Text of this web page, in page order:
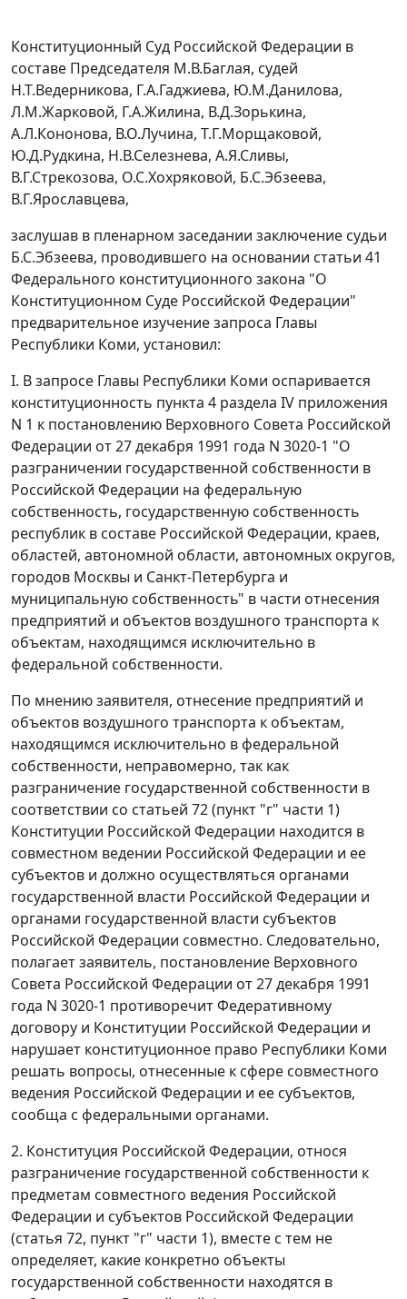
Конституционный Суд Российской Федерации в
составе Председателя М.В.Баглая, судей
Н.Т.Ведерникова, Г.А.Гаджиева, Ю.М.Данилова,
Л.М.Жарковой, Г.А.Жилина, В.Д.Зорькина,
А.Л.Кононова, В.О.Лучина, Т.Г.Морщаковой,
Ю.Д.Рудкина, Н.В.Селезнева, А.Я.Сливы,
В.Г.Стрекозова, О.С.Хохряковой, Б.С.Эбзеева,
В.Г.Ярославцева,
заслушав в пленарном заседании заключение судьи
Б.С.Эбзеева, проводившего на основании статьи 41
Федерального конституционного закона "О
Конституционном Суде Российской Федерации"
предварительное изучение запроса Главы
Республики Коми, установил:
I. В запросе Главы Республики Коми оспаривается
конституционность пункта 4 раздела IV приложения
N 1 к постановлению Верховного Совета Российской
Федерации от 27 декабря 1991 года N 3020-1 "О
разграничении государственной собственности в
Российской Федерации на федеральную
собственность, государственную собственность
республик в составе Российской Федерации, краев,
областей, автономной области, автономных округов,
городов Москвы и Санкт-Петербурга и
муниципальную собственность" в части отнесения
предприятий и объектов воздушного транспорта к
объектам, находящимся исключительно в
федеральной собственности.
По мнению заявителя, отнесение предприятий и
объектов воздушного транспорта к объектам,
находящимся исключительно в федеральной
собственности, неправомерно, так как
разграничение государственной собственности в
соответствии со статьей 72 (пункт "г" части 1)
Конституции Российской Федерации находится в
совместном ведении Российской Федерации и ее
субъектов и должно осуществляться органами
государственной власти Российской Федерации и
органами государственной власти субъектов
Российской Федерации совместно. Следовательно,
полагает заявитель, постановление Верховного
Совета Российской Федерации от 27 декабря 1991
года N 3020-1 противоречитФедеративному
договору и Конституции Российской Федерации и
нарушает конституционное право Республики Коми
решать вопросы, отнесенные к сфере совместного
ведения Российской Федерации и ее субъектов,
сообща с федеральными органами.
2. Конституция Российской Федерации, относя
разграничение государственной собственности к
предметам совместного ведения Российской
Федерации и субъектов Российской Федерации
(статья 72, пункт "г" части 1), вместе с тем не
определяет, какие конкретно объекты
государственной собственности находятся в